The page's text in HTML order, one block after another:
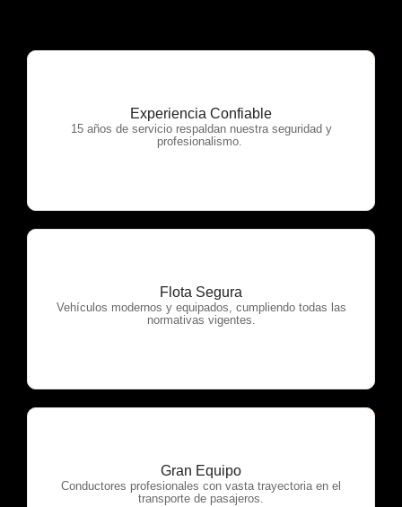
Experiencia Confiable
15 años de servicio respaldan nuestra seguridad y
profesionalismo.
OTP Servicios
Flota Segura
Vehículos modernos y equipados, cumpliendo todas las
normativas vigentes.
OTP Servicios
Gran Equipo
Conductores profesionales con vasta trayectoria en el
transporte de pasajeros.
OTP Servicios